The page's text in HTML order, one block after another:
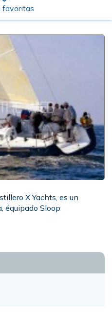
favoritas
X Yachts, es un
équipado Sloop